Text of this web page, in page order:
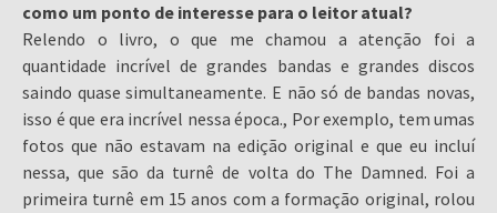
como um ponto de interesse para o leitor atual?
Relendo o livro, o que me chamou a atenção foi a
quantidade incrível de grandes bandas e grandes discos
saindo quase simultaneamente. E não só de bandas novas,
isso é que era incrível nessa época., Por exemplo, tem umas
fotos que não estavam na edição original e que eu incluí
nessa, que são da turnê de volta do The Damned. Foi a
primeira turnê em 15 anos com a formação original, rolou